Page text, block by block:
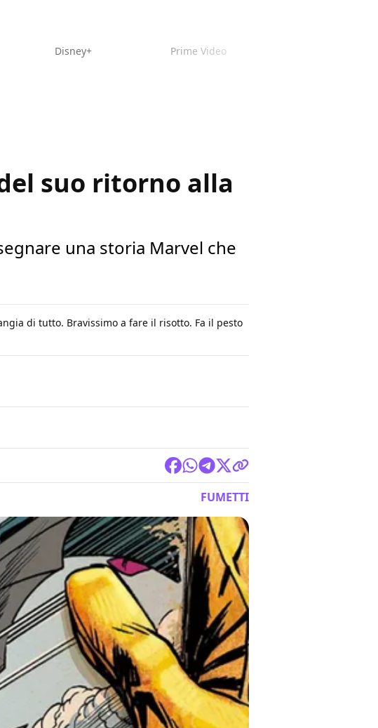
Disney+ Prime Video
suo ritorno alla
una storia Marvel che
di tutto. Bravissimo a fare il risotto. Fa il pesto
FUMETTI